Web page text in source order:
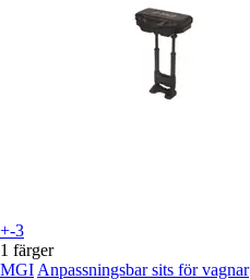
+-3
1 färger
MGI Anpassningsbar sits för vagnar